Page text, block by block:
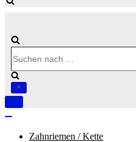
nach …
Navigation
Zahnriemen / Kette